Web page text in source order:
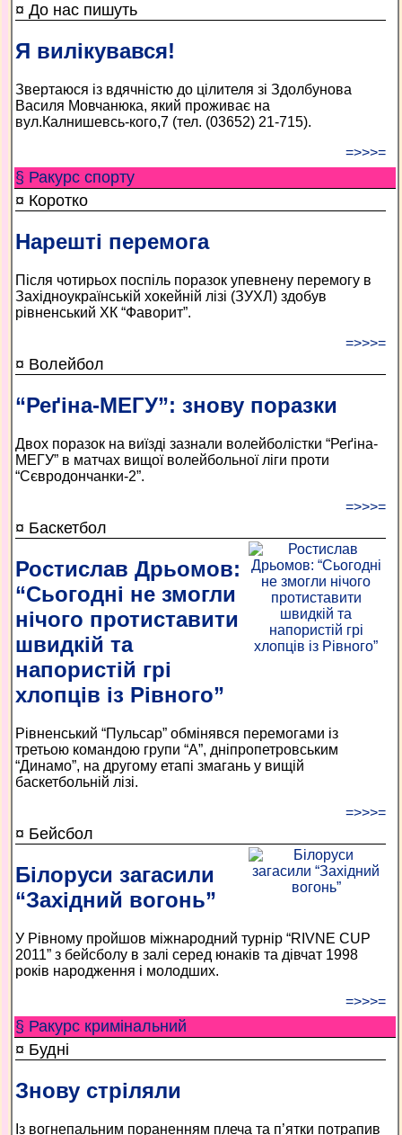
¤ До нас пишуть
Я вилікувався!
Звертаюся із вдячністю до цілителя зі Здолбунова
Василя Мовчанюка, який проживає на
вул.Калнишевсь-кого,7 (тел. (03652) 21-715).
=>>>=
§ Ракурс спорту
¤ Коротко
Нарешті перемога
Після чотирьох поспіль поразок упевнену перемогу в
Західноукраїнській хокейній лізі (ЗУХЛ) здобув
рівненський ХК “Фаворит”.
=>>>=
¤ Волейбол
“Реґіна-МЕГУ”: знову поразки
Двох поразок на виїзді зазнали волейболістки “Реґіна-
МЕГУ” в матчах вищої волейбольної ліги проти
“Сєвродончанки-2”.
=>>>=
¤ Баскетбол
Ростислав Дрьомов:
“Сьогодні не змогли
нічого протиставити
швидкій та
напористій грі
хлопців із Рівного”
Рівненський “Пульсар” обмінявся перемогами із
третьою командою групи “А”, дніпропетровським
“Динамо”, на другому етапі змагань у вищій
баскетбольній лізі.
=>>>=
¤ Бейсбол
Білоруси загасили
“Західний вогонь”
У Рівному пройшов міжнародний турнір “RIVNE CUP
2011” з бейсболу в залі серед юнаків та дівчат 1998
років народження і молодших.
=>>>=
§ Ракурс кримінальний
¤ Будні
Знову стріляли
Із вогнепальним пораненням плеча та п’ятки потрапив